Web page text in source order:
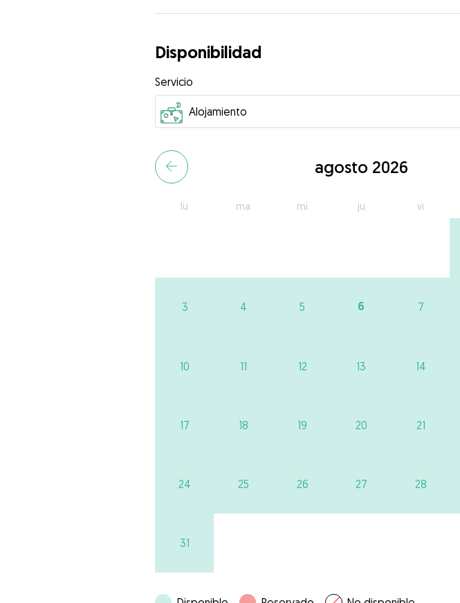
Disponibilidad
Servicio
agosto 2026
lu ma mi ju vi
3 4 5 6 7
10 11 12 13 14
17 18 19 20 21
24 25 26 27 28
31